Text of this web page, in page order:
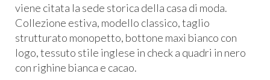
viene citata la sede storica della casa di moda.
Collezione estiva, modello classico, taglio
strutturato monopetto, bottone maxi bianco con
logo, tessuto stile inglese in check a quadri in nero
con righine bianca e cacao.